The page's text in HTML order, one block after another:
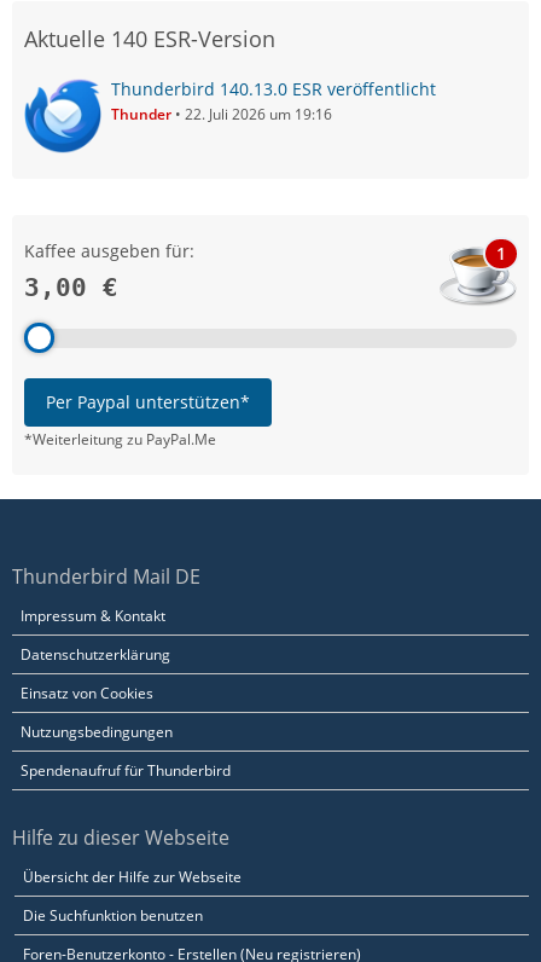
Aktuelle 140 ESR-Version
Thunderbird 140.13.0 ESR veröffentlicht
Thunder 22. Juli 2026 um 19:16
Kaffee ausgeben für:
3,00 €
1
Per Paypal unterstützen*
*Weiterleitung zu PayPal.Me
Thunderbird Mail DE
Impressum & Kontakt
Datenschutzerklärung
Einsatz von Cookies
Nutzungsbedingungen
Spendenaufruf für Thunderbird
Hilfe zu dieser Webseite
Übersicht der Hilfe zur Webseite
Die Suchfunktion benutzen
Foren-Benutzerkonto - Erstellen (Neu registrieren)